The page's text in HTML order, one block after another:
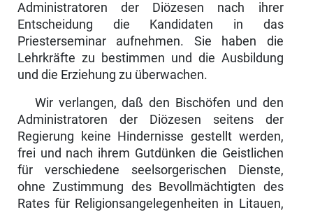
Admini­stratoren der Diözesen nach ihrer
Entscheidung die Kandidaten in das
Priesterseminar aufnehmen. Sie haben die
Lehrkräfte zu bestimmen und die Ausbildung
und die Erziehung zu überwachen.
Wir verlangen, daß den Bischöfen und den
Administratoren der Diözesen seitens der
Regierung keine Hindernisse gestellt werden,
frei und nach ihrem Gutdünken die Geistlichen
für verschiedene seelsorgerischen Dienste,
ohne Zustimmung des Bevollmächtigten des
Rates für Religionsangelegenheiten in Litauen,